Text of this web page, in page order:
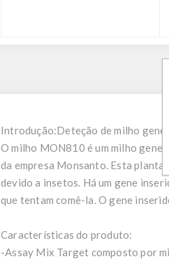
Introdução:Deteção de milho
O milho MON810 é um milho
da empresa Monsanto. Esta
devido a insetos. Há um gene
que tentam comê-la. O gene
Características do produto:
-Assay Mix Target composto por